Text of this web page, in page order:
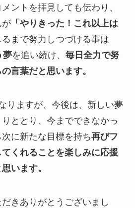
ントを拝見しても伝わり、
が「やりきった！これ以上は
るまで努力しつづける事は
夢を追い続け、 毎日全力で努
言葉だと思います。
りますが、今後は、新しい夢
ととり、今までできなかっ
に新たな目標を持ち再びフ
くれることを楽しみに応援
います。
きありがとうございまし